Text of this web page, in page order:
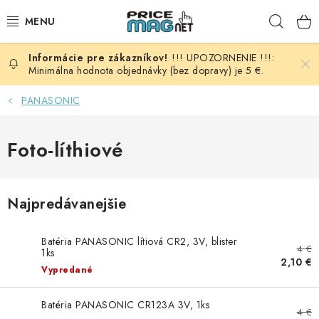
na
BATÉRIE
AUDIO - VIDEO
DOMÁCNOSŤ
ELEKTROINŠTALAČNÝ MATERIÁL
!!! UPOZORNENIE !!!:
Minimálna hodnota objednávky (bez dopravy) je 5 €.
PANASONIC
Foto-líthiové
Najpredávanejšie
Batéria PANASONIC lítiová CR2, 3V, blister
1ks
Vypredané
4 €
2,10 €
Batéria PANASONIC CR123A 3V, 1ks
4 €